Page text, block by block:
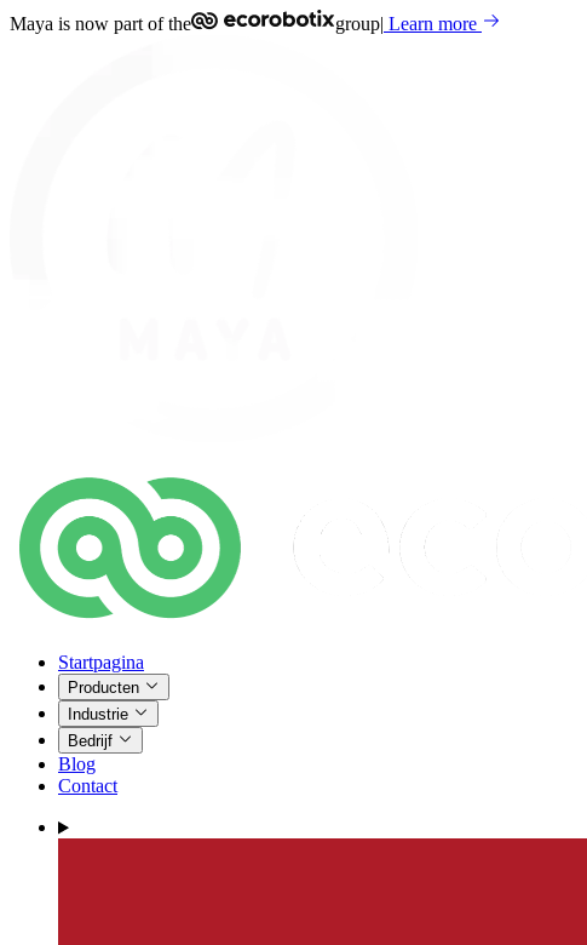
Maya is now part of the group| Learn more
Startpagina
Producten
Industrie
Bedrijf
Blog
Contact